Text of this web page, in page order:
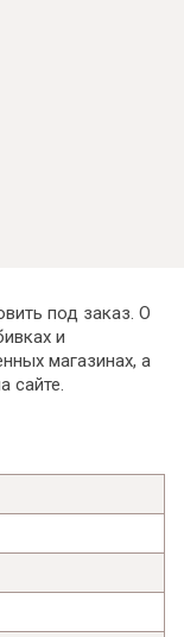
под заказ. О
и
магазинах, а
сайте.